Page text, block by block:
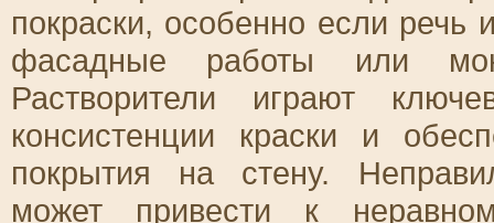
покраски, особенно если речь
фасадные работы или
Растворители играют
консистенции краски и
покрытия на стену.
может привести к